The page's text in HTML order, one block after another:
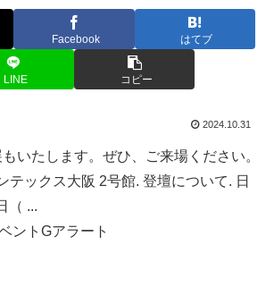
Facebook はてブ
LINE コピー
2024.10.31
いたします。ぜひ、ご来場ください。
テックス大阪 2号館. 登壇について. 日
（ ...
ントGアラート